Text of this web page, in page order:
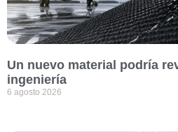
Un nuevo material podría
ingeniería
6 agosto 2026